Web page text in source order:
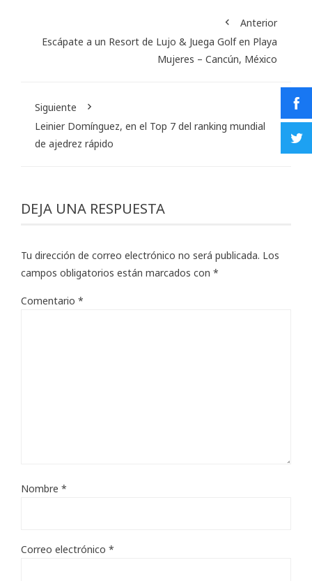
Anterior
Escápate a un Resort de Lujo & Juega Golf en Playa
Mujeres – Cancún, México
Siguiente
Leinier Domínguez, en el Top 7 del ranking mundial
de ajedrez rápido
DEJA UNA RESPUESTA
Tu dirección de correo electrónico no será publicada. Los
campos obligatorios están marcados con *
Comentario *
Nombre *
Correo electrónico *